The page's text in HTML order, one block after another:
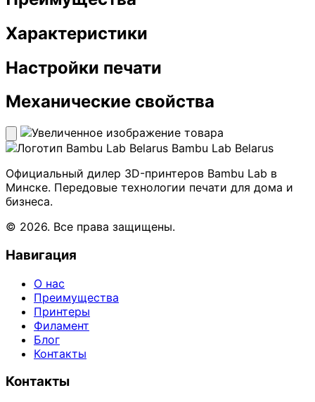
Характеристики
Настройки печати
Механические свойства
Bambu Lab Belarus
Официальный дилер 3D-принтеров Bambu Lab в
Минске. Передовые технологии печати для дома и
бизнеса.
© 2026. Все права защищены.
Навигация
О нас
Преимущества
Принтеры
Филамент
Блог
Контакты
Контакты